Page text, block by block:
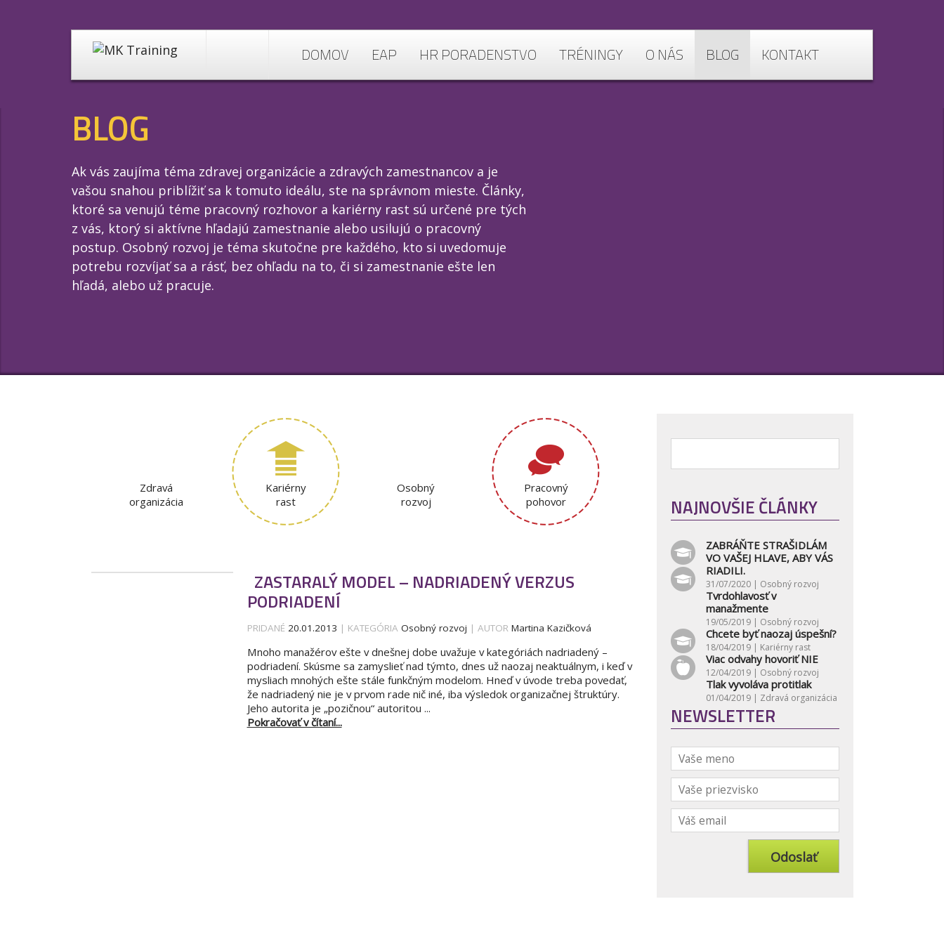
DOMOV EAP HR PORADENSTVO TRÉNINGY O NÁS BLOG KONTAKT
BLOG
Ak vás zaujíma téma zdravej organizácie a zdravých zamestnancov a je
vašou snahou priblížiť sa k tomuto ideálu, ste na správnom mieste. Články,
ktoré sa venujú téme pracovný rozhovor a kariérny rast sú určené pre tých
z vás, ktorý si aktívne hľadajú zamestnanie alebo usilujú o pracovný
postup. Osobný rozvoj je téma skutočne pre každého, kto si uvedomuje
potrebu rozvíjať sa a rásť, bez ohľadu na to, či si zamestnanie ešte len
hľadá, alebo už pracuje.
Zdravá
organizácia
Kariérny
rast
Osobný
rozvoj
Pracovný
pohovor
ZASTARALÝ MODEL – NADRIADENÝ VERZUS
PODRIADENÍ
PRIDANÉ 20.01.2013 | KATEGÓRIA Osobný rozvoj | AUTOR Martina Kazičková
Mnoho manažérov ešte v dnešnej dobe uvažuje v kategóriách nadriadený –
podriadení. Skúsme sa zamyslieť nad týmto, dnes už naozaj neaktuálnym, i keď v
mysliach mnohých ešte stále funkčným modelom. Hneď v úvode treba povedať,
že nadriadený nie je v prvom rade nič iné, iba výsledok organizačnej štruktúry.
Jeho autorita je „pozičnou“ autoritou ...
Pokračovať v čítaní...
NAJNOVŠIE ČLÁNKY
ZABRÁŇTE STRAŠIDLÁM
VO VAŠEJ HLAVE, ABY VÁS
RIADILI.
31/07/2020 | Osobný rozvoj
Tvrdohlavosť v
manažmente
19/05/2019 | Osobný rozvoj
Chcete byť naozaj úspešní?
18/04/2019 | Kariérny rast
Viac odvahy hovoriť NIE
12/04/2019 | Osobný rozvoj
Tlak vyvoláva protitlak
01/04/2019 | Zdravá organizácia
NEWSLETTER